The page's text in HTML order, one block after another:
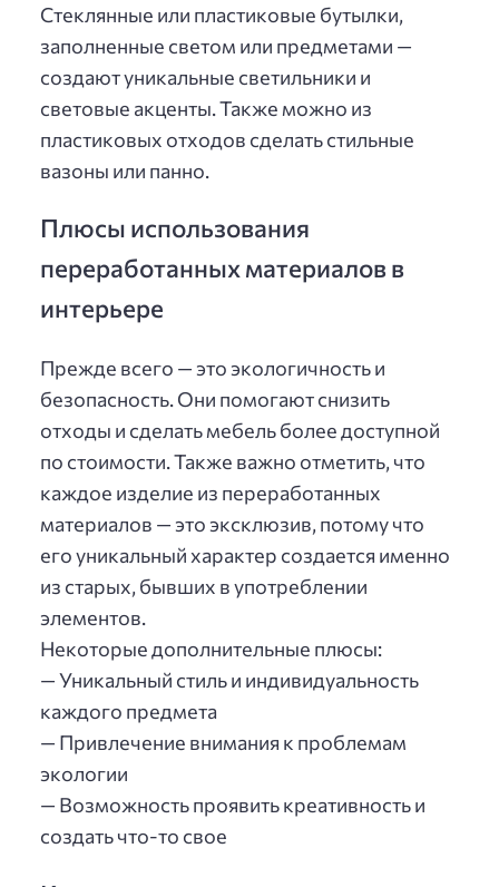
Стеклянные или пластиковые бутылки,
заполненные светом или предметами —
создают уникальные светильники и
световые акценты. Также можно из
пластиковых отходов сделать стильные
вазоны или панно.
Плюсы использования
переработанных материалов в
интерьере
Прежде всего — это экологичность и
безопасность. Они помогают снизить
отходы и сделать мебель более доступной
по стоимости. Также важно отметить, что
каждое изделие из переработанных
материалов — это эксклюзив, потому что
его уникальный характер создается именно
из старых, бывших в употреблении
элементов.
Некоторые дополнительные плюсы:
— Уникальный стиль и индивидуальность
каждого предмета
— Привлечение внимания к проблемам
экологии
— Возможность проявить креативность и
создать что-то свое